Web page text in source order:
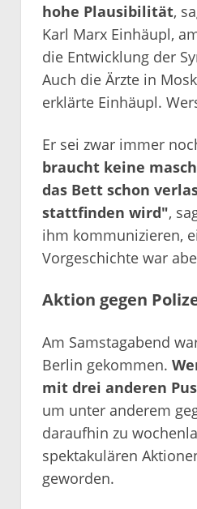
hohe Plausibilität,
Karl Marx Einhäupl,
die Entwicklung der
Auch die Ärzte in
erklärte Einhäupl.
Er sei zwar immer
braucht keine
das Bett schon
stattfinden wird",
ihm kommunizieren,
Vorgeschichte war
Aktion gegen
Am Samstagabend
Berlin gekommen.
mit drei anderen
um unter anderem
daraufhin zu
spektakulären
geworden.